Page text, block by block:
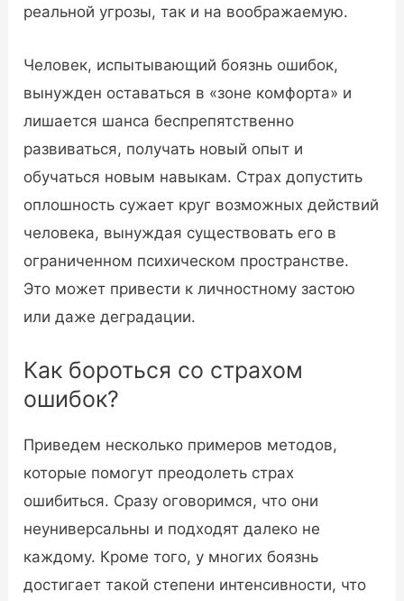
реальной угрозы, так и на воображаемую.
Человек, испытывающий боязнь ошибок,
вынужден оставаться в «зоне комфорта» и
лишается шанса беспрепятственно
развиваться, получать новый опыт и
обучаться новым навыкам. Страх допустить
оплошность сужает круг возможных действий
человека, вынуждая существовать его в
ограниченном психическом пространстве.
Это может привести к личностному застою
или даже деградации.
Как бороться со страхом
ошибок?
Приведем несколько примеров методов,
которые помогут преодолеть страх
ошибиться. Сразу оговоримся, что они
неуниверсальны и подходят далеко не
каждому. Кроме того, у многих боязнь
достигает такой степени интенсивности, что